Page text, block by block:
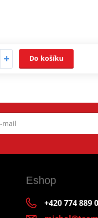
Do košíku
Eshop
+420 774 889